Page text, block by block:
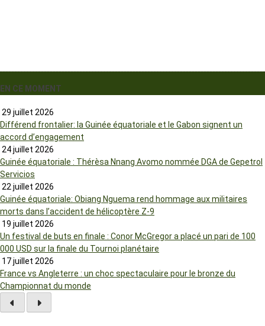
EN CE MOMENT
29 juillet 2026
Différend frontalier: la Guinée équatoriale et le Gabon signent un
accord d’engagement
24 juillet 2026
Guinée équatoriale : Thérèsa Nnang Avomo nommée DGA de Gepetrol
Servicios
22 juillet 2026
Guinée équatoriale: Obiang Nguema rend hommage aux militaires
morts dans l’accident de hélicoptère Z-9
19 juillet 2026
Un festival de buts en finale : Conor McGregor a placé un pari de 100
000 USD sur la finale du Tournoi planétaire
17 juillet 2026
France vs Angleterre : un choc spectaculaire pour le bronze du
Championnat du monde